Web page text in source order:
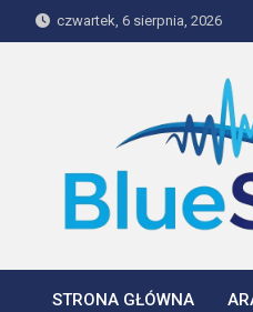
to
czwartek, 6 sierpnia, 2026
BlueStudio
STRONA GŁÓWNA